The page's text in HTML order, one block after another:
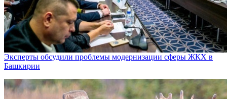
Эксперты обсудили проблемы модернизации сферы ЖКХ в
Башкирии